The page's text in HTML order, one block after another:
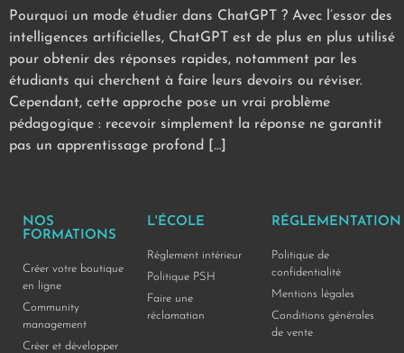
Pourquoi un mode étudier dans ChatGPT ? Avec l’essor des
intelligences artificielles, ChatGPT est de plus en plus utilisé
pour obtenir des réponses rapides, notamment par les
étudiants qui cherchent à faire leurs devoirs ou réviser.
Cependant, cette approche pose un vrai problème
pédagogique : recevoir simplement la réponse ne garantit
pas un apprentissage profond […]
NOS
FORMATIONS
Créer votre boutique
en ligne
Community
management
Créer et développer
L'ÉCOLE
Réglement intérieur
Politique PSH
Faire une
réclamation
RÉGLEMENTATION
Politique de
confidentialité
Mentions légales
Conditions générales
de vente